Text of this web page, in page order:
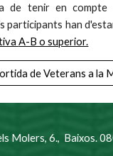
de tenir en compte
participants han
A-B o superior.
de Veterans a la
Molers, 6., Baixos.